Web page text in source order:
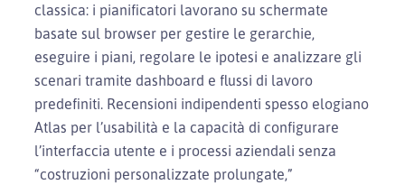
classica: i pianificatori lavorano su schermate
basate sul browser per gestire le gerarchie,
eseguire i piani, regolare le ipotesi e analizzare gli
scenari tramite dashboard e flussi di lavoro
predefiniti. Recensioni indipendenti spesso elogiano
Atlas per l’usabilità e la capacità di configurare
l’interfaccia utente e i processi aziendali senza
“costruzioni personalizzate prolungate,”